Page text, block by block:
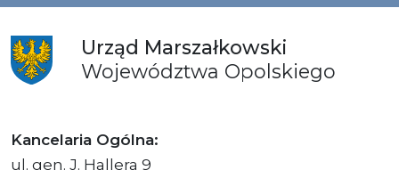
Urząd Marszałkowski
Województwa Opolskiego
Kancelaria Ogólna:
ul. gen. J. Hallera 9